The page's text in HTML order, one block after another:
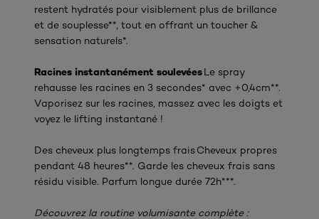
restent hydratés pour visiblement plus de brillance
et de souplesse**, tout en offrant un toucher &
sensation naturels*.
Racines instantanément soulevéesLe spray
rehausse les racines en 3 secondes* avec +0,4cm**.
Vaporisez sur les racines, massez avec les doigts et
voyez le lifting instantané !
Des cheveux plus longtemps frais Cheveux propres
pendant 48 heures**. Garde les cheveux frais sans
résidu visible. Parfum longue durée 72h***.
Découvrez la routine volumisante complète :